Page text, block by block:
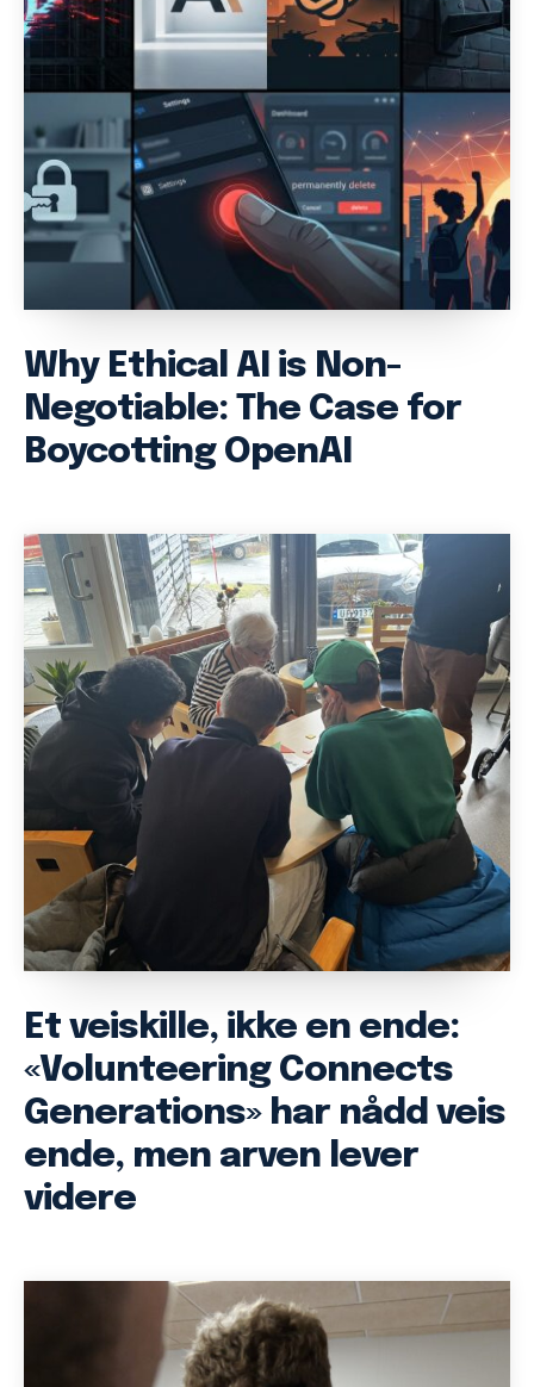
Why Ethical AI is Non-
Negotiable: The Case for
Boycotting OpenAI
Et veiskille, ikke en ende:
«Volunteering Connects
Generations» har nådd veis
ende, men arven lever
videre